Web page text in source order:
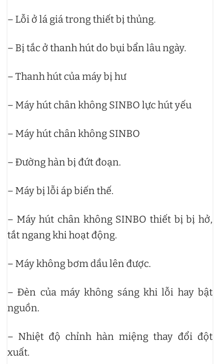
– Lỗi ở lá giá trong thiết bị thủng.
– Bị tắc ở thanh hút do bụi bẩn lâu ngày.
– Thanh hút của máy bị hư
– Máy hút chân không SINBO lực hút yếu
– Máy hút chân không SINBO
– Đường hàn bị đứt đoạn.
– Máy bị lỗi áp biến thế.
– Máy hút chân không SINBO thiết bị bị hở,
tắt ngang khi hoạt động.
– Máy không bơm dầu lên được.
– Đèn của máy không sáng khi lỗi hay bật
nguồn.
– Nhiệt độ chỉnh hàn miệng thay đổi đột
xuất.